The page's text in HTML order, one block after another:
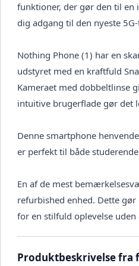
funktioner, der gør den til en
dig adgang til den nyeste
Nothing Phone (1) har en
udstyret med en kraftfuld
Kameraet med dobbeltlinse
intuitive brugerflade gør det
Denne smartphone
er perfekt til både
En af de mest
refurbished enhed. Dette
for en stilfuld oplevelse
Produktbeskrivelse fra